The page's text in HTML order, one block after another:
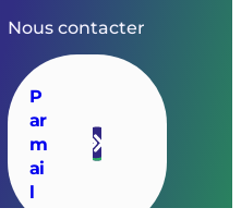
Nous contacter
P
ar
m
ai
l